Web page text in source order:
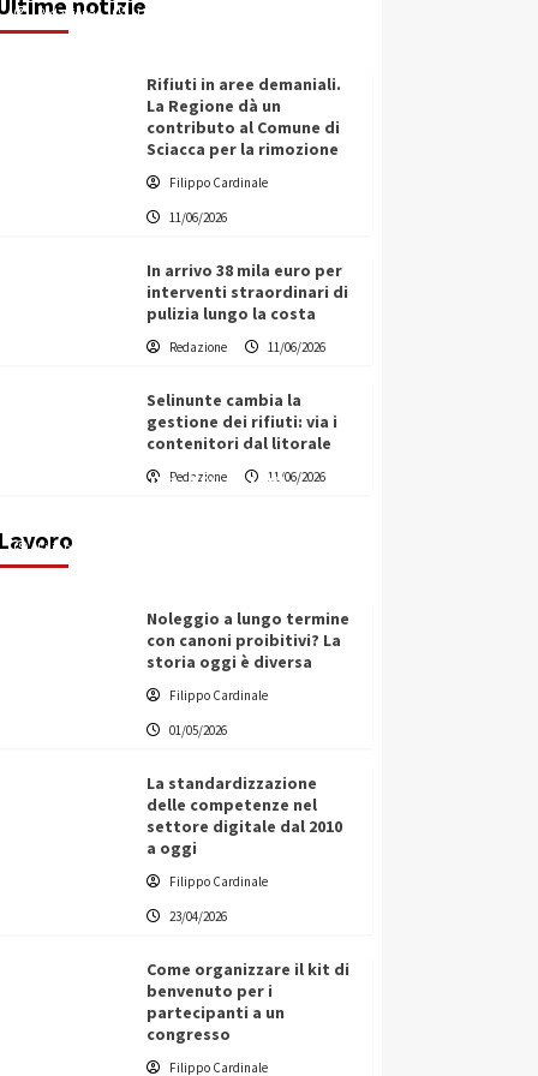
Redazione 11/06/2026
Rifiuti in aree demaniali.
La Regione dà un
contributo al Comune di
Sciacca per la rimozione
Filippo Cardinale
11/06/2026
In arrivo 38 mila euro per
interventi straordinari di
pulizia lungo la costa
Redazione 11/06/2026
Selinunte cambia la
gestione dei rifiuti: via i
contenitori dal litorale
Redazione 11/06/2026
Lavoro
Vino in Italia: il giro d’affari
contribuisce all’1,1% del PIL
Filippo Cardinale
Noleggio a lungo termine
con canoni proibitivi? La
storia oggi è diversa
Filippo Cardinale
01/05/2026
La standardizzazione
delle competenze nel
settore digitale dal 2010
a oggi
Filippo Cardinale
23/04/2026
Come organizzare il kit di
benvenuto per i
partecipanti a un
congresso
Filippo Cardinale